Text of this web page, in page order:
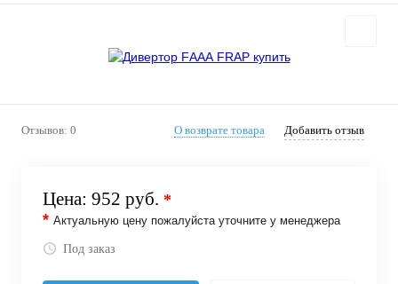
Отзывов: 0 О возврате товара Добавить отзыв
Цена: 952 руб. *
* Актуальную цену пожалуйста уточните у менеджера
Под заказ